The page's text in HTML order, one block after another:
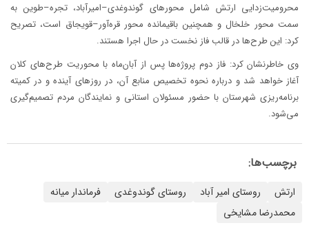
محرومیت‌زدایی ارتش شامل محورهای گوندوغدی–امیرآباد، تجره–طوین به
سمت محور خلخال و همچنین باقیمانده محور قره‌آور–قویجاق است، تصریح
کرد: این طرح‌ها در قالب فاز نخست در حال اجرا هستند.
وی خاطرنشان کرد: فاز دوم پروژه‌ها پس از آبان‌ماه با محوریت طرح‌های کلان
آغاز خواهد شد و درباره نحوه تخصیص منابع آن، در روزهای آینده و در کمیته
برنامه‌ریزی شهرستان با حضور مسئولان استانی و نمایندگان مردم تصمیم‌گیری
می‌شود.
برچسب‌ها:
ارتش روستای امیر آباد روستای گوندوغدی
فرماندار میانه
محمدرضا مشایخی